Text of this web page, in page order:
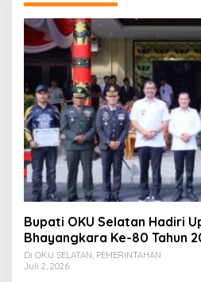
Bupati OKU Selatan Hadiri
Bhayangkara Ke-80 Tahun
Di OKU SELATAN, PEMERINTAHAN
Juli 2, 2026